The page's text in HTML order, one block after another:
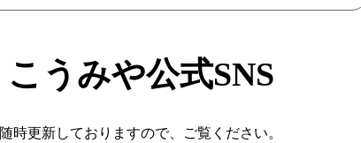
こうみや公式SNS
随時更新しておりますので、 ご覧ください。